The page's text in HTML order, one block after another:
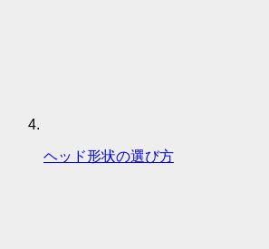
ヘッド形状の選び方